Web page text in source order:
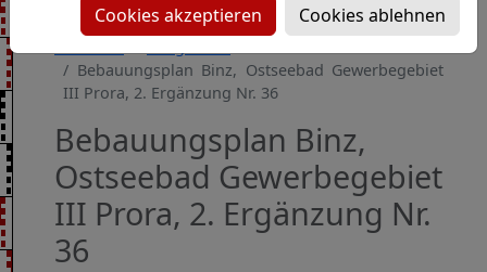
Bebauungsplan Binz, Ostseebad Gewerbegebiet
III Prora, 2. Ergänzung Nr. 36
Bebauungsplan Binz,
Ostseebad Gewerbegebiet
III Prora, 2. Ergänzung Nr.
36
Cookies akzeptieren Cookies ablehnen